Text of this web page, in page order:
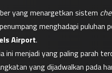
yang menargetkan sistem
menghadapi
Airport.
ini menjadi yang paling parah
yang dijadwalkan pada